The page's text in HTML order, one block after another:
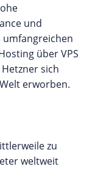
und
umfangreichen
über VPS
sich
erworben.
zu
weltweit